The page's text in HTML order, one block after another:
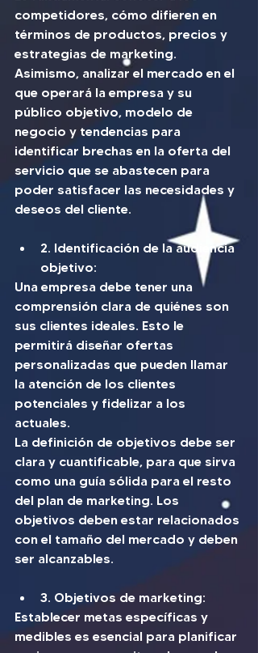
competidores, cómo difieren en
términos de productos, precios y
estrategias de marketing.
Asimismo, analizar el mercado en el
que operará la empresa y su
público objetivo, modelo de
negocio y tendencias para
identificar brechas en la oferta del
servicio que se abastecen para
poder satisfacer las necesidades y
deseos del cliente.
2. Identificación de la audiencia
objetivo:
Una empresa debe tener una
comprensión clara de quiénes son
sus clientes ideales. Esto le
permitirá diseñar ofertas
personalizadas que pueden llamar
la atención de los clientes
potenciales y fidelizar a los
actuales.
La definición de objetivos debe ser
clara y cuantificable, para que sirva
como una guía sólida para el resto
del plan de marketing. Los
objetivos deben estar relacionados
con el tamaño del mercado y deben
ser alcanzables.
3. Objetivos de marketing:
Establecer metas específicas y
medibles es esencial para planificar